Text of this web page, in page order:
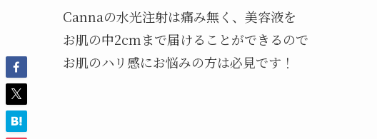
Cannaの水光注射は痛み無く、美容液を
お肌の中2cmまで届けることができるので
お肌のハリ感にお悩みの方は必見です！